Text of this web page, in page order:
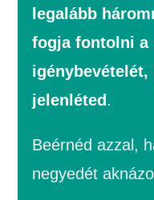
legalább
fogja fontolni a
jelenléted.
Beérnéd azzal,
negyedét